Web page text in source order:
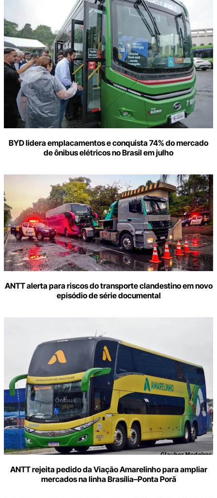
BYD lidera emplacamentos e conquista 74% do mercado
de ônibus elétricos no Brasil em julho
ANTT alerta para riscos do transporte clandestino em novo
episódio de série documental
ANTT rejeita pedido da Viação Amarelinho para ampliar
mercados na linha Brasília–Ponta Porã